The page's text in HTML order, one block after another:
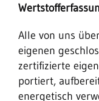
Alle von uns
eigenen
zertifizierte
portiert,
energetisch